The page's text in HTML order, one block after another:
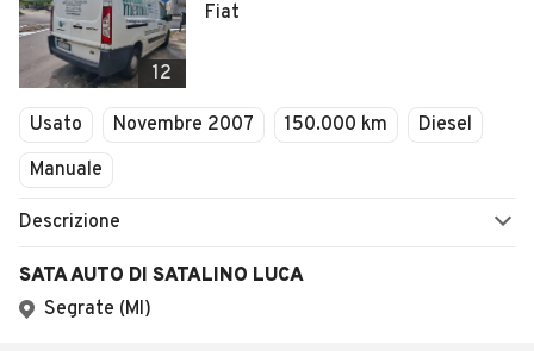
12
Fiat
Usato Novembre 2007 150.000 km
Diesel
Manuale
Descrizione
SATA AUTO DI SATALINO LUCA
Segrate (MI)